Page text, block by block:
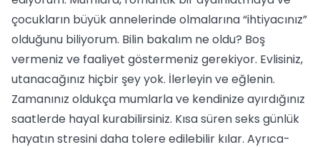
çocukların büyük annelerinde olmalarına “ihtiyacınız”
olduğunu biliyorum. Bilin bakalım ne oldu? Boş
vermeniz ve faaliyet göstermeniz gerekiyor. Evlisiniz,
utanacağınız hiçbir şey yok. İlerleyin ve eğlenin.
Zamanınız oldukça mumlarla ve kendinize ayırdığınız
saatlerde hayal kurabilirsiniz. Kısa süren seks günlük
hayatın stresini daha tolere edilebilir kılar. Ayrıca-